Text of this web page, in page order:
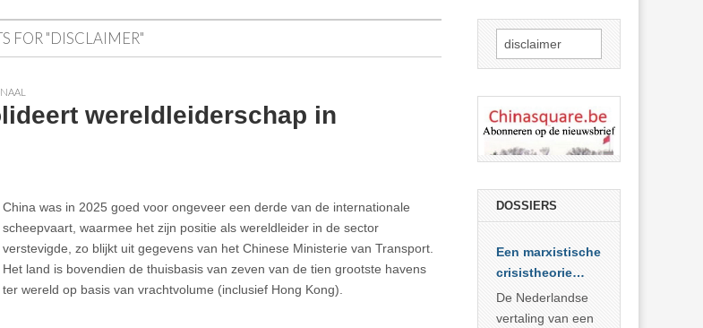
FOR "DISCLAIMER"
wereldleiderschap in
China was in 2025 goed voor ongeveer een derde van de internationale
scheepvaart, waarmee het zijn positie als wereldleider in de sector
verstevigde, zo blijkt uit gegevens van het Chinese Ministerie van Transport.
Het land is bovendien de thuisbasis van zeven van de tien grootste havens
ter wereld op basis van vrachtvolume (inclusief Hong Kong).
Zoeken
naar:
DOSSIERS
Een marxistische
crisistheorie
voor vandaag
De Nederlandse
vertaling van een